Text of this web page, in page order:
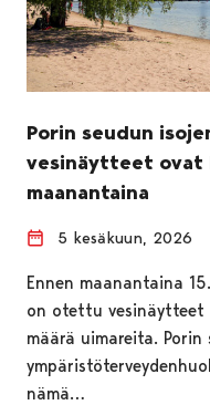
Porin seudun
vesinäytteet ovat
maanantaina
5 kesäkuun, 2026
Ennen maanantaina
on otettu vesinäytteet
määrä uimareita. Porin
nämä…